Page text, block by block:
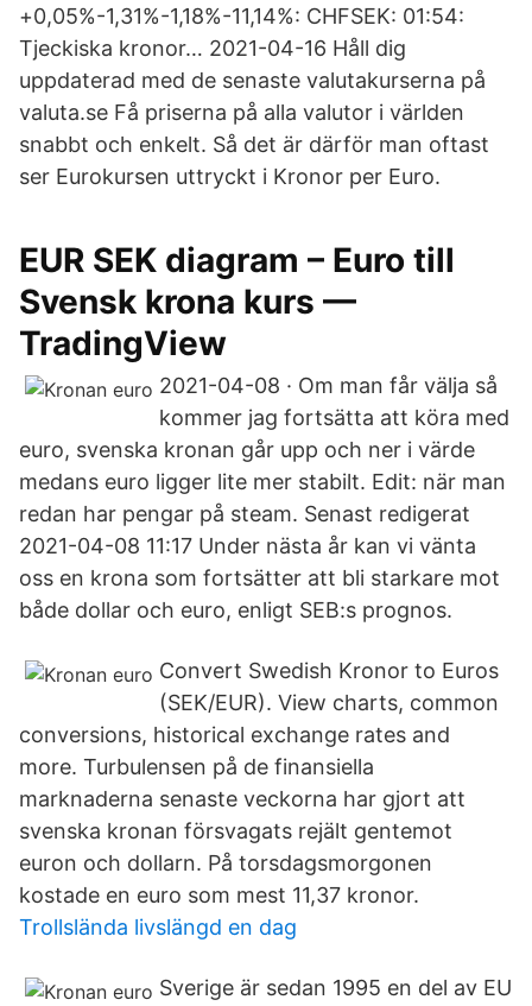
+0,05%-1,31%-1,18%-11,14%: CHFSEK: 01:54:
Tjeckiska kronor… 2021-04-16 Håll dig
uppdaterad med de senaste valutakurserna på
valuta.se Få priserna på alla valutor i världen
snabbt och enkelt. Så det är därför man oftast
ser Eurokursen uttryckt i Kronor per Euro.
EUR SEK diagram – Euro till
Svensk krona kurs —
TradingView
2021-04-08 · Om man får välja så
kommer jag fortsätta att köra med
euro, svenska kronan går upp och ner i värde
medans euro ligger lite mer stabilt. Edit: när man
redan har pengar på steam. Senast redigerat
2021-04-08 11:17 Under nästa år kan vi vänta
oss en krona som fortsätter att bli starkare mot
både dollar och euro, enligt SEB:s prognos.
Convert Swedish Kronor to Euros
(SEK/EUR). View charts, common
conversions, historical exchange rates and
more. Turbulensen på de finansiella
marknaderna senaste veckorna har gjort att
svenska kronan försvagats rejält gentemot
euron och dollarn. På torsdagsmorgonen
kostade en euro som mest 11,37 kronor.
Trollslända livslängd en dag
Sverige är sedan 1995 en del av EU